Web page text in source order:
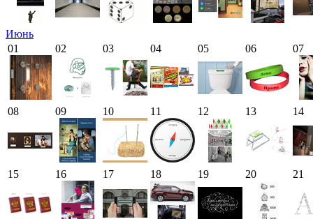
Июнь
01
02 03 04 05 06 07
08 09 10 11 12 13 14
15 16 17 18 19 20 21